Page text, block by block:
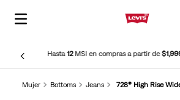
Hasta12MSI en compras a partir de
Mujer Bottoms Jeans 728® High Rise